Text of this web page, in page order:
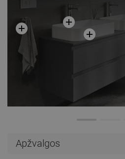
Apžvalgos